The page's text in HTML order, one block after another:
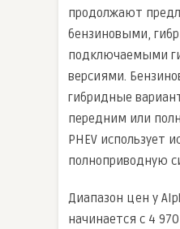
продолжают
бензиновыми,
подключаемыми
версиями.
гибридные
передним или
PHEV использует
полноприводную
Диапазон цен у
начинается с 4